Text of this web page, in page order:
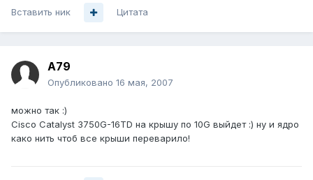
Вставить ник Цитата
A79
Опубликовано 16 мая, 2007
можно так :)
Cisco Catalyst 3750G-16TD на крышу по 10G выйдет :) ну и ядро
како нить чтоб все крыши переварило!